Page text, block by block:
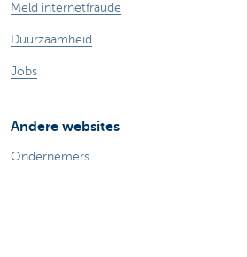
Meld internetfraude
Duurzaamheid
Jobs
Andere websites
Ondernemers